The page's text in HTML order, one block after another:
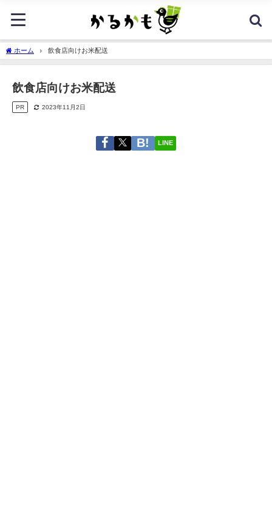
ホーム 飲食店向けお米配送
飲食店向けお米配送
PR 2023年11月2日
LINE